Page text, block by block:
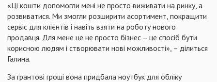
«Ці кошти допомогли мені не просто виживати на ринку, а
розвиватися. Ми змогли розширити асортимент, покращити
сервіс для клієнтів і навіть взяти на роботу нового
продавця. Для мене це не просто бізнес – це спосіб бути
корисною людям і створювати нові можливості», – ділиться
Галина.
За грантові гроші вона придбала ноутбук для обліку